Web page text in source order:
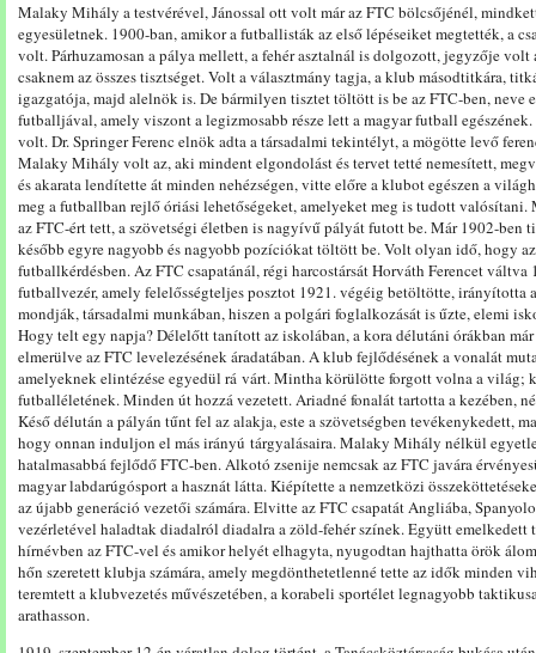
Malaky Mihály a testvérével, Jánossal ott volt már az FTC bölcsőjénél,
egyesületnek. 1900-ban, amikor a futballisták az első lépéseiket megtették, a
volt. Párhuzamosan a pálya mellett, a fehér asztalnál is dolgozott, jegyzője
csaknem az összes tisztséget. Volt a választmány tagja, a klub másodtitkára,
igazgatója, majd alelnök is. De bármilyen tisztet töltött is be az FTC-ben, neve
futballjával, amely viszont a legizmosabb része lett a magyar futball
volt. Dr. Springer Ferenc elnök adta a társadalmi tekintélyt, a mögötte levő
Malaky Mihály volt az, aki mindent elgondolást és tervet tetté nemesített,
és akarata lendítette át minden nehézségen, vitte előre a klubot egészen a
meg a futballban rejlő óriási lehetőségeket, amelyeket meg is tudott
az FTC-ért tett, a szövetségi életben is nagyívű pályát futott be. Már 1902-ben
később egyre nagyobb és nagyobb pozíciókat töltött be. Volt olyan idő, hogy
futballkérdésben. Az FTC csapatánál, régi harcostársát Horváth Ferencet
futballvezér, amely felelősségteljes posztot 1921. végéig betöltötte,
mondják, társadalmi munkában, hiszen a polgári foglalkozását is űzte, elemi
Hogy telt egy napja? Délelőtt tanított az iskolában, a kora délutáni órákban
elmerülve az FTC levelezésének áradatában. A klub fejlődésének a vonalát
amelyeknek elintézése egyedül rá várt. Mintha körülötte forgott volna a világ;
futballéletének. Minden út hozzá vezetett. Ariadné fonalát tartotta a kezében,
Késő délután a pályán tűnt fel az alakja, este a szövetségben tevékenykedett,
hogy onnan induljon el más irányú tárgyalásaira. Malaky Mihály nélkül
hatalmasabbá fejlődő FTC-ben. Alkotó zsenije nemcsak az FTC javára
magyar labdarúgósport a hasznát látta. Kiépítette a nemzetközi
az újabb generáció vezetői számára. Elvitte az FTC csapatát Angliába,
vezérletével haladtak diadalról diadalra a zöld-fehér színek. Együtt emelkedett
hírnévben az FTC-vel és amikor helyét elhagyta, nyugodtan hajthatta örök
hőn szeretett klubja számára, amely megdönthetetlenné tette az idők minden
teremtett a klubvezetés művészetében, a korabeli sportélet legnagyobb
arathasson.